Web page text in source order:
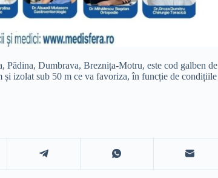
Dumbrava, Breznița-Motru, este cod galben de
și izolat sub 50 m ce va favoriza, în funcție de condițiile